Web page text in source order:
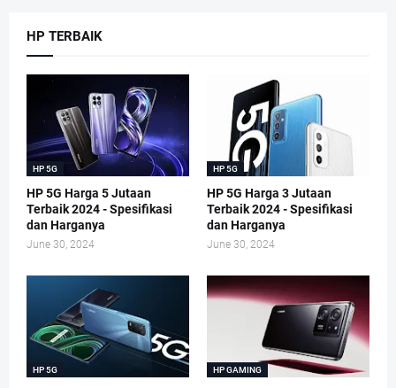
HP TERBAIK
HP 5G
HP 5G Harga 5 Jutaan
Terbaik 2024 - Spesifikasi
dan Harganya
June 30, 2024
HP 5G
HP 5G Harga 3 Jutaan
Terbaik 2024 - Spesifikasi
dan Harganya
June 30, 2024
HP 5G HP GAMING